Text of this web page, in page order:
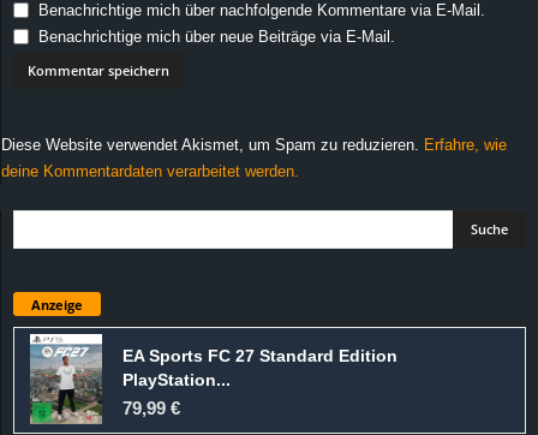
Benachrichtige mich über nachfolgende Kommentare via E-Mail.
Benachrichtige mich über neue Beiträge via E-Mail.
Diese Website verwendet Akismet, um Spam zu reduzieren. Erfahre, wie
deine Kommentardaten verarbeitet werden.
Anzeige
EA Sports FC 27 Standard Edition
PlayStation...
79,99 €